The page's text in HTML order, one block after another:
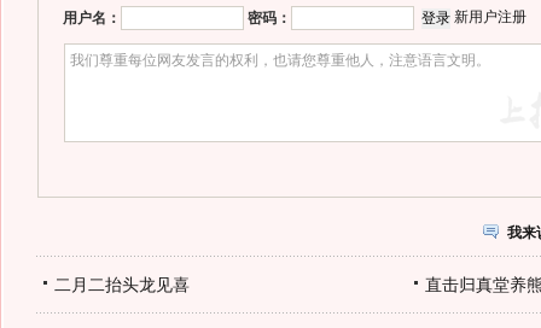
用户名： 密码： 新用户注册
我来
二月二抬头龙见喜 直击归真堂养